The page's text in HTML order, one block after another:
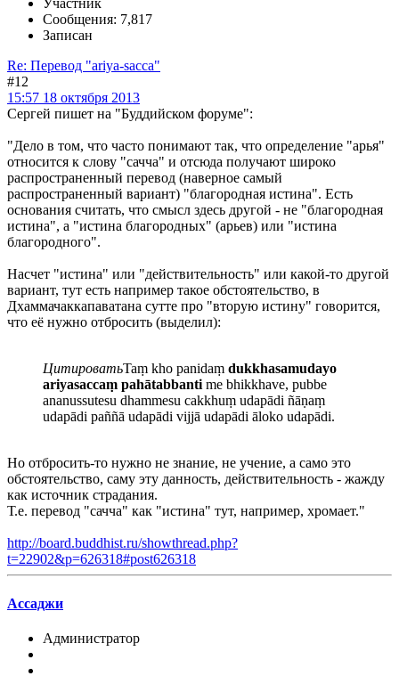
Участник
Сообщения: 7,817
Записан
Re: Перевод "ariya-sacca"
#12
15:57 18 октября 2013
Сергей пишет на "Буддийском форуме":
"Дело в том, что часто понимают так, что определение "арья"
относится к слову "сачча" и отсюда получают широко
распространенный перевод (наверное самый
распространенный вариант) "благородная истина". Есть
основания считать, что смысл здесь другой - не "благородная
истина", а "истина благородных" (арьев) или "истина
благородного".
Насчет "истина" или "действительность" или какой-то другой
вариант, тут есть например такое обстоятельство, в
Дхаммачаккапаватана сутте про "вторую истину" говорится,
что её нужно отбросить (выделил):
ЦитироватьTaṃ kho panidaṃ dukkhasamudayo
ariyasaccaṃ pahātabbantime bhikkhave, pubbe
ananussutesu dhammesu cakkhuṃ udapādi ñāṇaṃ
udapādi paññā udapādi vijjā udapādi āloko udapādi.
Но отбросить-то нужно не знание, не учение, а само это
обстоятельство, саму эту данность, действительность - жажду
как источник страдания.
Т.е. перевод "сачча" как "истина" тут, например, хромает."
http://board.buddhist.ru/showthread.php?
t=22902&p=626318#post626318
Ассаджи
Администратор